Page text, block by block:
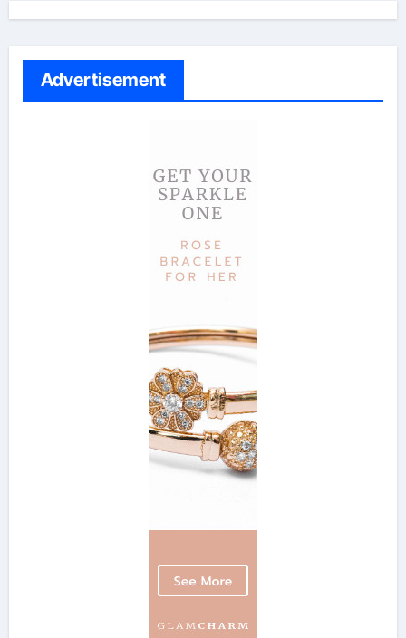
Advertisement